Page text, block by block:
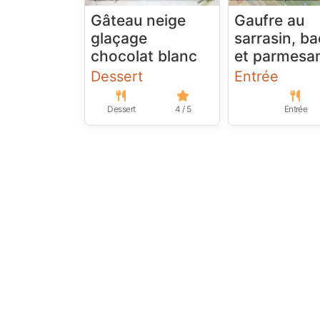
Gâteau neige
glaçage
chocolat blanc
Dessert
Dessert 4 / 5
Gaufre au
sarrasin,
et
Entrée
Entrée